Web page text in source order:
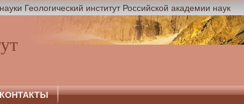
Геологический институт Российской академии наук
КОНТАКТЫ